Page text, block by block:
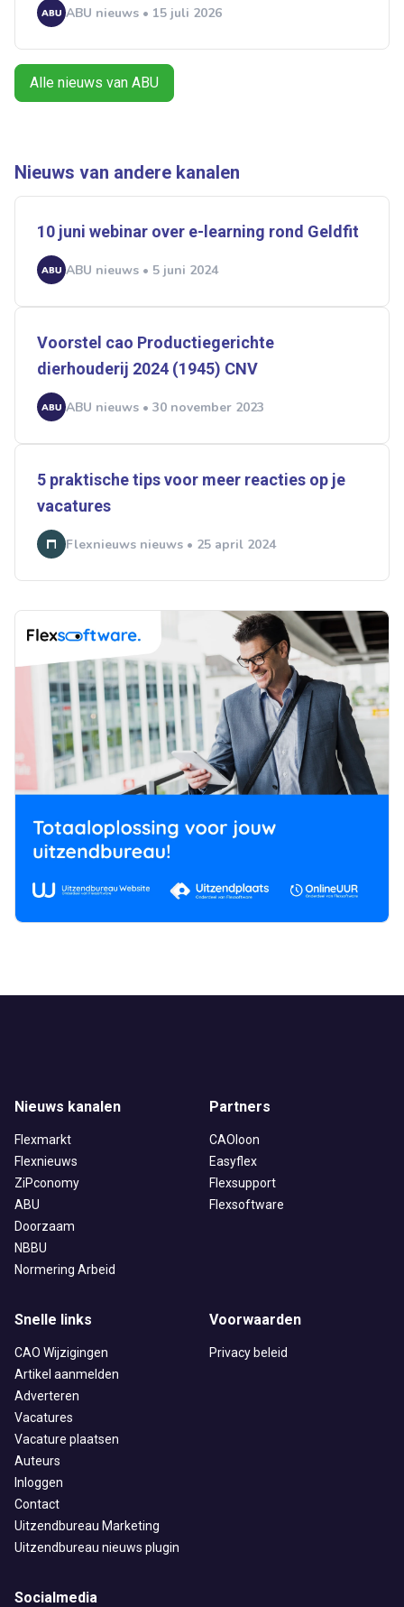
ABU nieuws • 15 juli 2026
Alle nieuws van ABU
Nieuws van andere kanalen
10 juni webinar over e-learning rond Geldfit
ABU nieuws • 5 juni 2024
Voorstel cao Productiegerichte
dierhouderij 2024 (1945) CNV
ABU nieuws • 30 november 2023
5 praktische tips voor meer reacties op je
vacatures
Flexnieuws nieuws • 25 april 2024
Ontvang vacatures direct in
je mailbox
Alerts ontvangen
Nieuws kanalen
Flexmarkt
Flexnieuws
ZiPconomy
ABU
Doorzaam
NBBU
Normering Arbeid
Partners
CAOloon
Easyflex
Flexsupport
Flexsoftware
Snelle links
CAO Wijzigingen
Artikel aanmelden
Adverteren
Vacatures
Vacature plaatsen
Auteurs
Inloggen
Contact
Uitzendbureau Marketing
Uitzendbureau nieuws plugin
Voorwaarden
Privacy beleid
Socialmedia
Alles Ingezonden ABU
Bureau Cicero
Doorzaam
Normering Arbeid
ZiPconomy